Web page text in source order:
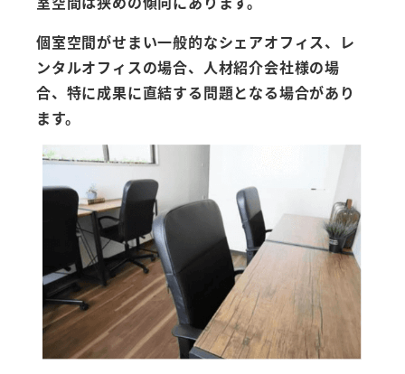
個室空間がせまい一般的なシェアオフィス、レ
ンタルオフィスの場合、人材紹介会社様の場
合、特に成果に直結する問題となる場合があり
ます。